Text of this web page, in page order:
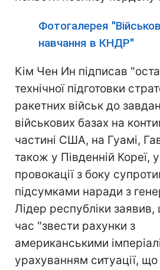
Фотогалерея
навчання в КНДР"
Кім Чен Ин підписав
технічної підготовки
ракетних військ до
військових базах на
частині США, на Гуамі,
також у Південній Кореї, у
провокації з боку
підсумками наради з
Лідер республіки
час "звести рахунки з
американськими
урахуванням ситуації,